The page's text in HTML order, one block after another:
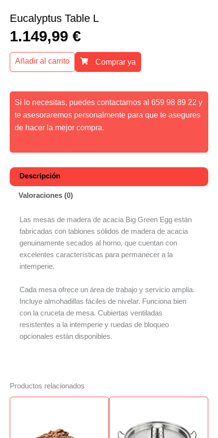
Eucalyptus Table L
1.149,99 €
Añadir al carrito Comprar ya
Si lo necesitas, puedes contactarnos al 659 98 89 22 y
te asesoraremos personalmente para que te asegures
de hacer la mejor compra.
Descripción
Valoraciones (0)
Las mesas de madera de acacia Big Green Egg están
fabricadas con tablones sólidos de madera de acacia
genuinamente secados al horno, que cuentan con
excelentes características para permanecer a la
intemperie.
Cada mesa ofrece un área de trabajo y servicio amplia.
Incluye almohadillas fáciles de nivelar. Funciona bien
con la cruceta de mesa. Cubiertas ventiladas
resistentes a la intemperie y ruedas de bloqueo
opcionales están disponibles.
Productos relacionados